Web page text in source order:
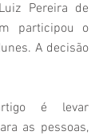
Pereira de
participou o
A decisão
é levar
as pessoas,